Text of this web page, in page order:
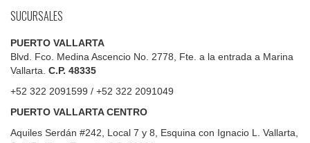
SUCURSALES
PUERTO VALLARTA
Blvd. Fco. Medina Ascencio No. 2778, Fte. a la entrada a Marina
Vallarta. C.P. 48335
+52 322 2091599 / +52 322 2091049
PUERTO VALLARTA CENTRO
Aquiles Serdán #242, Local 7 y 8, Esquina con Ignacio L. Vallarta,